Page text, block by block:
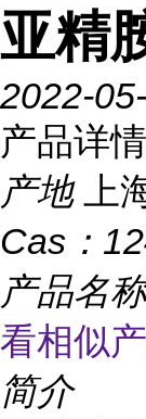
亚精
2022-
产品详情
产地
上
Cas：
产品名称
看相似
简介